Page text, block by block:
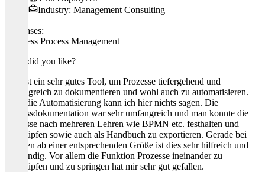
Industry: Management Consulting
Use cases:
Business Process Management
What did you like?
BIC ist ein sehr gutes Tool, um Prozesse tiefergehend und
umfangreich zu dokumentieren und wohl auch zu automatisieren.
Über die Automatisierung kann ich hier nichts sagen. Die
Prozessdokumentation war sehr umfangreich und man konnte die
Prozesse nach mehreren Lehren wie BPMN etc. festhalten und
verknüpfen sowie auch als Handbuch zu exportieren. Gerade bei
Kunden ab einer entsprechenden Größe ist dies sehr hilfreich und
notwendig. Vor allem die Funktion Prozesse ineinander zu
verknüpfen und zu springen hat mir sehr gut gefallen.